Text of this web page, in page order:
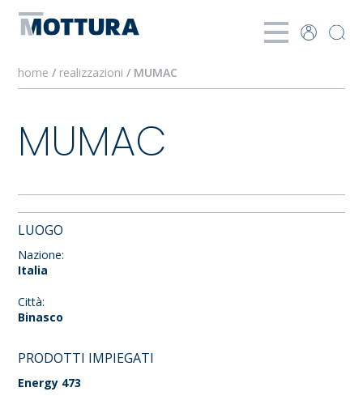
home / realizzazioni / MUMAC
MUMAC
LUOGO
Nazione:
Italia
Città:
Binasco
PRODOTTI IMPIEGATI
Energy 473